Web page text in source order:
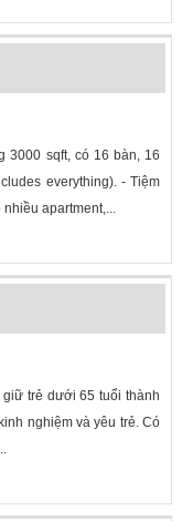
3000 sqft, có 16 bàn, 16
everything). - Tiệm
apartment,...
trẻ dưới 65 tuổi thành
nghiệm và yêu trẻ. Có